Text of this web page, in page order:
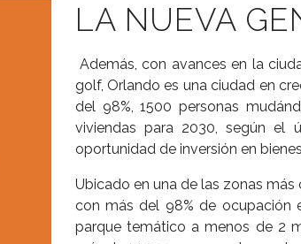
LA NUEVA
Además, con avances en la
golf, Orlando es una ciudad en
del 98%, 1500 personas
viviendas para 2030, según el
oportunidad de inversión en
Ubicado en una de las zonas
con más del 98% de ocupación
parque temático a menos de 2